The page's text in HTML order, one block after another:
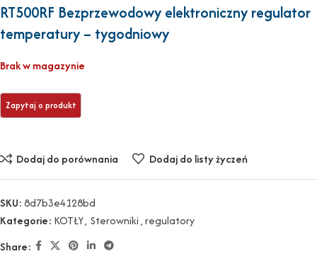
RT500RF Bezprzewodowy elektroniczny regulator
temperatury – tygodniowy
Brak w magazynie
Dodaj do porównania Dodaj do listy życzeń
SKU:8d7b3e4128bd
Kategorie: KOTŁY, Sterowniki , regulatory
Share: